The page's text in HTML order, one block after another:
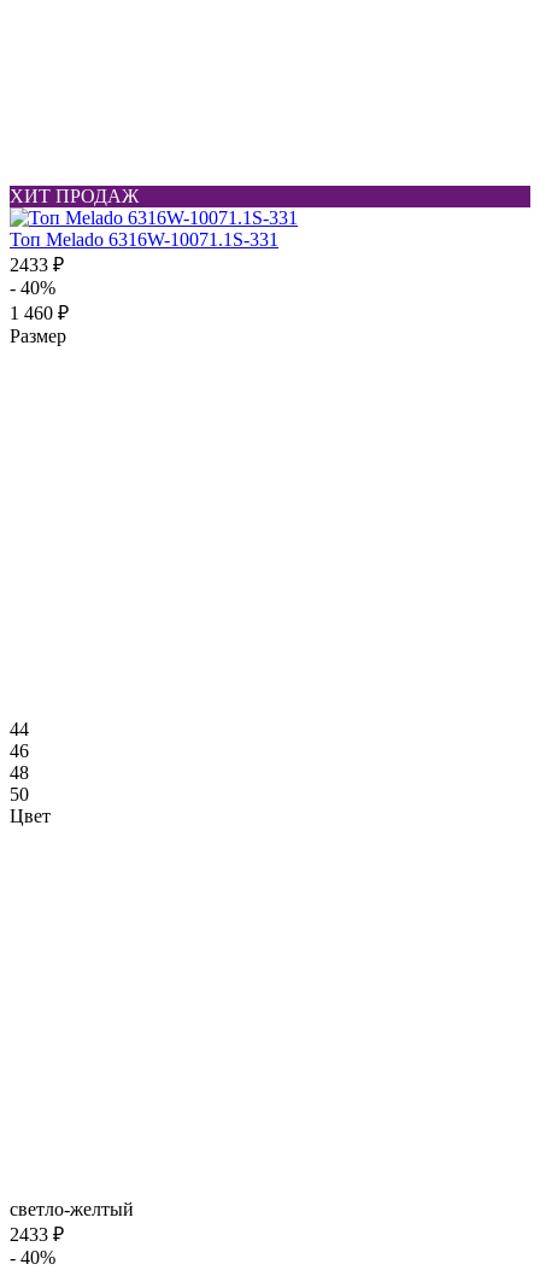
ХИТ ПРОДАЖ
Топ Melado 6316W-10071.1S-331
2433 ₽
- 40%
1 460 ₽
Размер
44
46
48
50
Цвет
светло-желтый
2433 ₽
- 40%